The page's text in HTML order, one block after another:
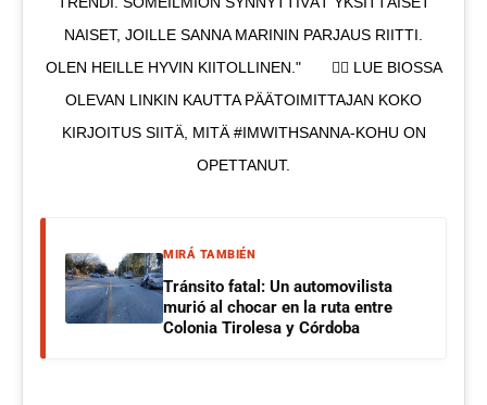
NAISET, JOILLE SANNA MARININ PARJAUS RIITTI.
OLEN HEILLE HYVIN KIITOLLINEN."⠀ ⠀ 👉🏼 LUE BIOSSA
OLEVAN LINKIN KAUTTA PÄÄTOIMITTAJAN KOKO
KIRJOITUS SIITÄ, MITÄ #IMWITHSANNA-KOHU ON
OPETTANUT.
MIRÁ TAMBIÉN
Tránsito fatal: Un automovilista
murió al chocar en la ruta entre
Colonia Tirolesa y Córdoba